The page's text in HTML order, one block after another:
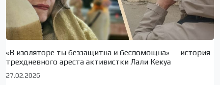
«В изоляторе ты беззащитна и беспомощна» — история
трехдневного ареста активистки Лали Кекуа
27.02.2026